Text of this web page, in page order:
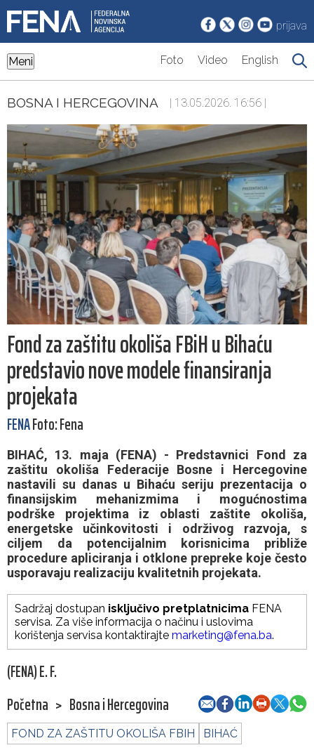
prijava
Meni Foto Video English
BOSNA I HERCEGOVINA | 13.05.2026. 16:56 |
Fond za zaštitu okoliša FBiH u Bihaću
predstavio nove modele finansiranja
projekata
FENAFoto: Fena
BIHAĆ, 13. maja (FENA) - Predstavnici Fond za
zaštitu okoliša Federacije Bosne i Hercegovine
nastavili su danas u Bihaću seriju prezentacija o
finansijskim mehanizmima i mogućnostima
podrške projektima iz oblasti zaštite okoliša,
energetske učinkovitosti i održivog razvoja, s
ciljem da potencijalnim korisnicima približe
procedure apliciranja i otklone prepreke koje često
usporavaju realizaciju kvalitetnih projekata.
Sadržaj dostupan isključivo pretplatnicima FENA
servisa. Za više informacija o načinu i uslovima
korištenja servisa kontaktirajte marketing@fena.ba.
(FENA) E. F.
Početna > Bosna i Hercegovina
FOND ZA ZAŠTITU OKOLIŠA FBIH BIHAĆ